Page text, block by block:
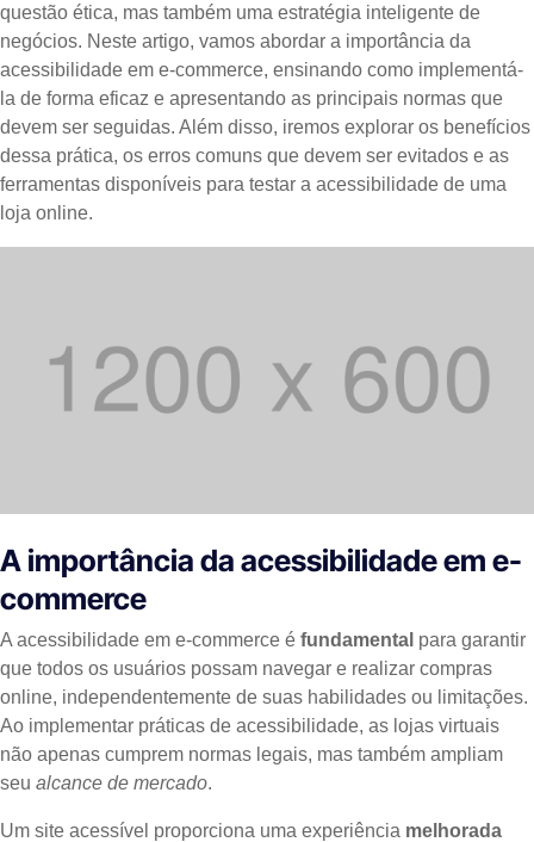
questão ética, mas também uma estratégia inteligente de
negócios. Neste artigo, vamos abordar a importância da
acessibilidade em e-commerce, ensinando como implementá-
la de forma eficaz e apresentando as principais normas que
devem ser seguidas. Além disso, iremos explorar os benefícios
dessa prática, os erros comuns que devem ser evitados e as
ferramentas disponíveis para testar a acessibilidade de uma
loja online.
A importância da acessibilidade em e-
commerce
A acessibilidade em e-commerce é fundamental para garantir
que todos os usuários possam navegar e realizar compras
online, independentemente de suas habilidades ou limitações.
Ao implementar práticas de acessibilidade, as lojas virtuais
não apenas cumprem normas legais, mas também ampliam
seu alcance de mercado.
Um site acessível proporciona uma experiência melhorada